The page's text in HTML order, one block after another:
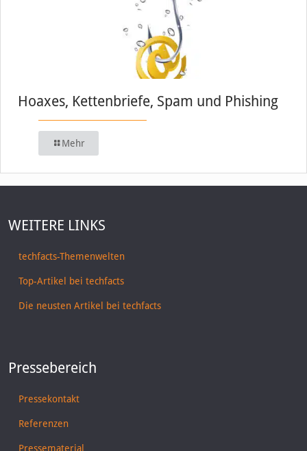
Hoaxes, Kettenbriefe, Spam und Phishing
Mehr
WEITERE LINKS
techfacts-Themenwelten
Top-Artikel bei techfacts
Die neusten Artikel bei techfacts
Pressebereich
Pressekontakt
Referenzen
Pressematerial